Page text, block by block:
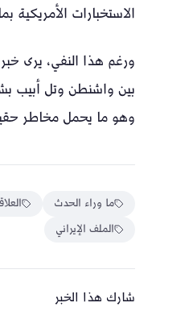
الاستخبارات الأمريكية
ورغم هذا النفي، يرى
بين واشنطن وتل أبيب
وهو ما يحمل مخاطر
ما وراء الحدث
الملف الإيراني
شارك هذا الخبر